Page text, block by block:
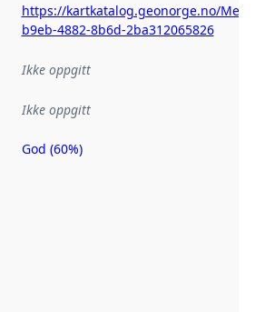
https://kartkatalog.geonorge.no/
b9eb-4882-8b6d-2ba312065826
Ikke oppgitt
Ikke oppgitt
Metadatakvalitet
God (60%)